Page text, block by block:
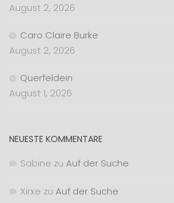
August 2, 2026
Caro Claire Burke
August 2, 2026
Querfeldein
August 1, 2026
NEUESTE KOMMENTARE
Sabine zu Auf der Suche
Xirxe zu Auf der Suche